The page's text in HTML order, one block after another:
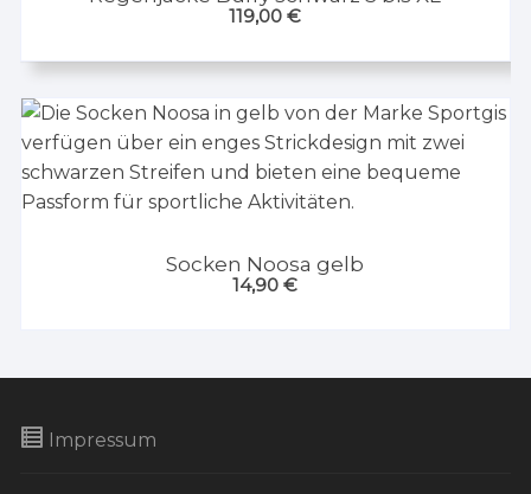
119,00€
Socken Noosa gelb
14,90€
Impressum